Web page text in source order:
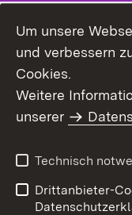
Um unsere
und verbessern
Cookies.
Weitere
unserer
Technisch
Drittanbieter-